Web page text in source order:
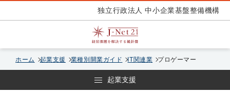
独立行政法人 中小企業基盤整備機構
ホーム 起業支援 業種別開業ガイド IT関連業 プロゲーマー
起業支援